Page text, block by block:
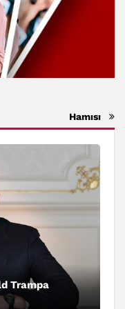
Hamısı
Trampa